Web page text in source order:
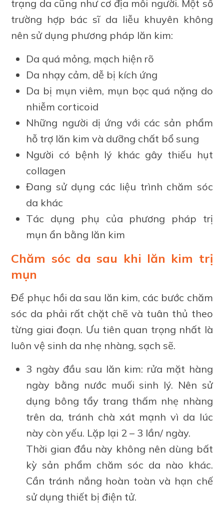
trạng da cũng như cơ địa mỗi người. Một số
trường hợp bác sĩ da liễu khuyên không
nên sử dụng phương pháp lăn kim:
Da quá mỏng, mạch hiện rõ
Da nhạy cảm, dễ bị kích ứng
Da bị mụn viêm, mụn bọc quá nặng do
nhiễm corticoid
Những người dị ứng với các sản phẩm
hỗ trợ lăn kim và dưỡng chất bổ sung
Người có bệnh lý khác gây thiếu hụt
collagen
Đang sử dụng các liệu trình chăm sóc
da khác
Tác dụng phụ của phương pháp trị
mụn ẩn bằng lăn kim
Chăm sóc da sau khi lăn kim trị
mụn
Để phục hồi da sau lăn kim, các bước chăm
sóc da phải rất chặt chẽ và tuân thủ theo
từng giai đoạn. Ưu tiên quan trọng nhất là
luôn vệ sinh da nhẹ nhàng, sạch sẽ.
3 ngày đầu sau lăn kim: rửa mặt hàng
ngày bằng nước muối sinh lý. Nên sử
dụng bông tẩy trang thấm nhẹ nhàng
trên da, tránh chà xát mạnh vì da lúc
này còn yếu. Lặp lại 2 – 3 lần/ ngày.
Thời gian đầu này không nên dùng bất
kỳ sản phẩm chăm sóc da nào khác.
Cần tránh nắng hoàn toàn và hạn chế
sử dụng thiết bị điện tử.